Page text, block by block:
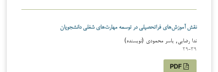
نقش آموزش‌های فراتحصیلی در توسعه مهارت‌های شغلی دانشجویان
ندا رضایی, یاسر محمودی (نویسنده)
29-39